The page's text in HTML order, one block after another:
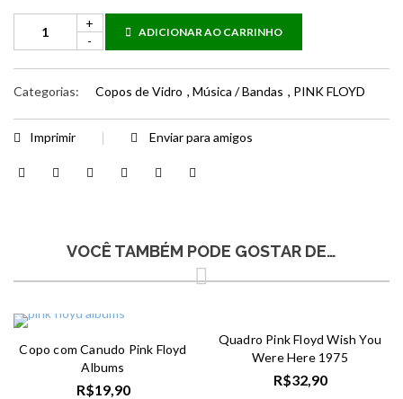
ADICIONAR AO CARRINHO
Categorias: Copos de Vidro , Música / Bandas , PINK FLOYD
Imprimir Enviar para amigos
VOCÊ TAMBÉM PODE GOSTAR DE…
Copo com Canudo Pink Floyd
Albums
R$19,90
Quadro Pink Floyd Wish You
Were Here 1975
R$32,90